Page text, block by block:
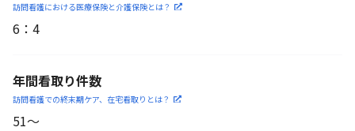
訪問看護における医療保険と介護保険とは？
6 ： 4
年間看取り件数
訪問看護での終末期ケア、 在宅看取りとは？
51〜